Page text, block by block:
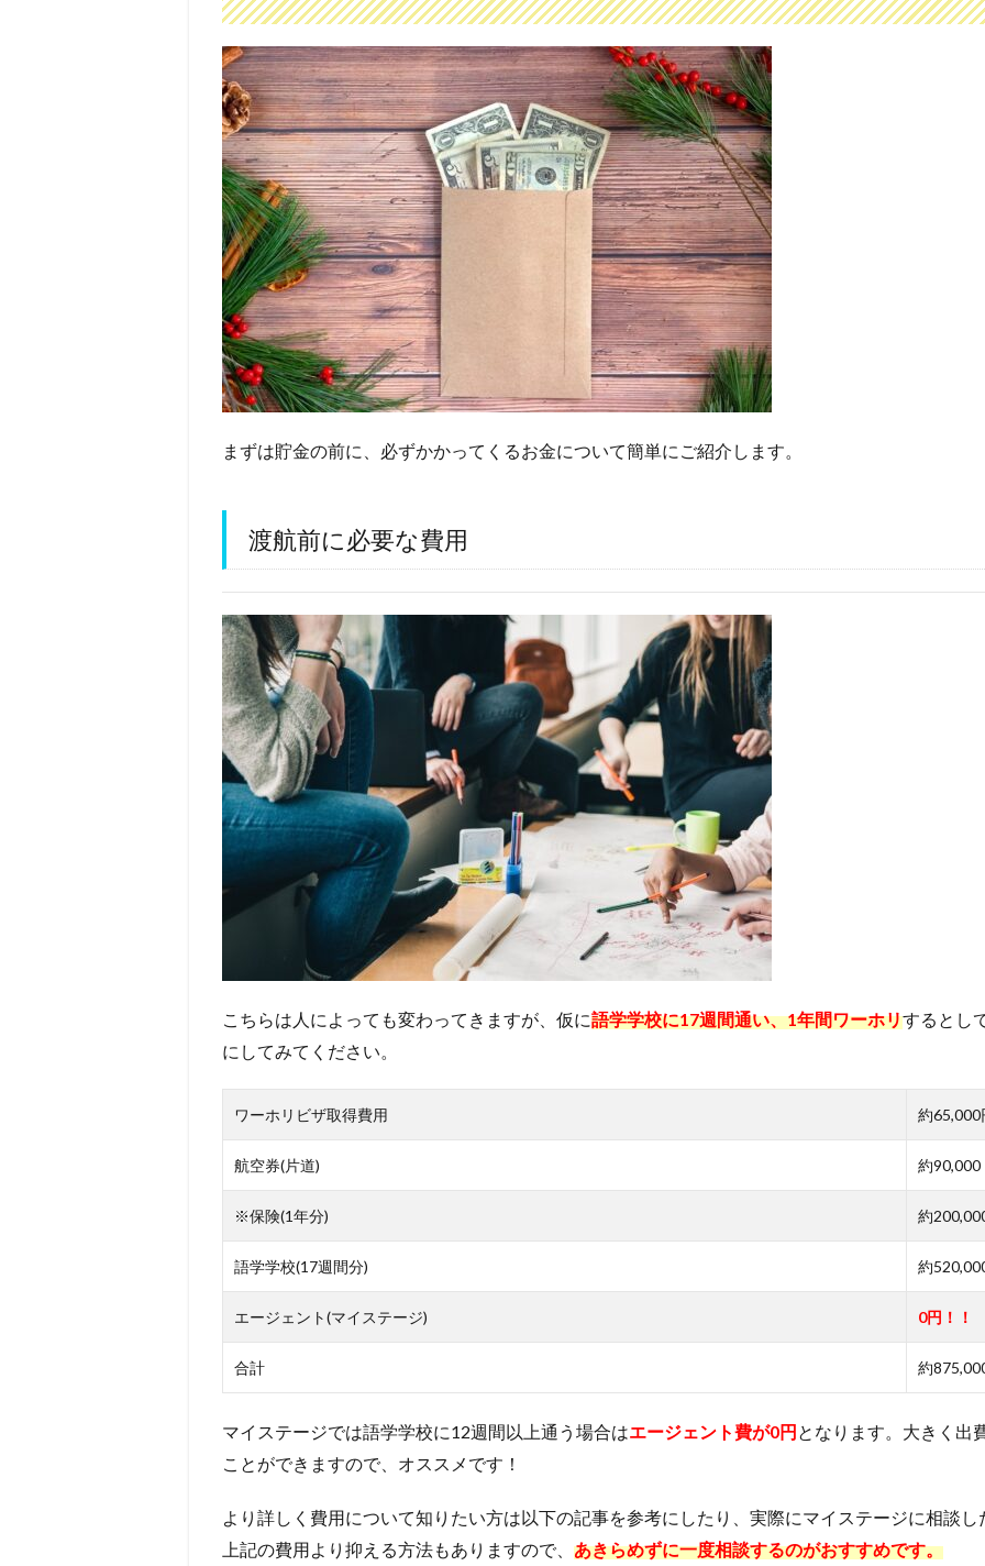
まずは貯金の前に、必ずかかってくるお金について簡単にご紹介します。
渡航前に必要な費用
こちらは人によっても変わってきますが、仮に語学学校に17週間通い、1年間ワーホリするとし
にしてみてください。
ワーホリビザ取得費用 約65,000
航空券(片道) 約90,000
※保険(1年分) 約
語学学校(17週間分) 約
エージェント(マイステージ) 0円！！
合計 約
マイステージでは語学学校に12週間以上通う場合はエージェント費が0円 となります。大きく出
ことができますので、オススメです！
より詳しく費用について知りたい方は以下の記事を参考にしたり、実際にマイステージに相談
上記の費用より抑える方法もありますので、 あきらめずに一度相談するのがおすすめです。